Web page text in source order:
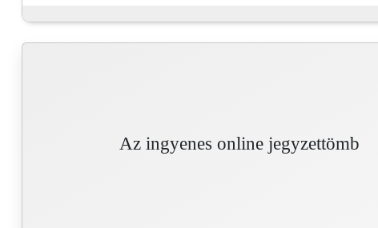
Az ingyenes online jegyzettömb